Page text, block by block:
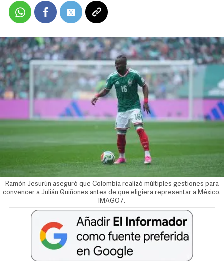
Ramón Jesurún aseguró que Colombia realizó múltiples gestiones para
convencer a Julián Quiñones antes de que eligiera representar a México.
IMAGO7.